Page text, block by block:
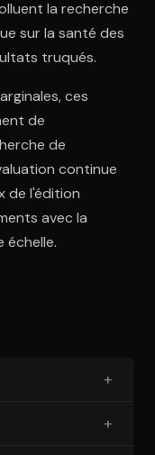
la recherche
sur la santé des
truqués.
ces
de
de
continue
de l'édition
avec la
échelle.
+
+